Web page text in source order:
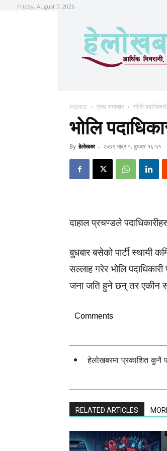
Friday, August 7, 2026
Home मुख्य समाचार भोलि
भोलि
By हेलाेखबर - २०७९ भाद्र १, बुधबार १६:५१
दाहाल प्रचण्डले
बुधबार बसेको पार्टी स्थायी
सल्लाह गरेर भोलि
जना जति हुने छन् तर एकीन
Comments
हेलोखबरमा प्रकाशित कुनै
RELATED ARTICLES